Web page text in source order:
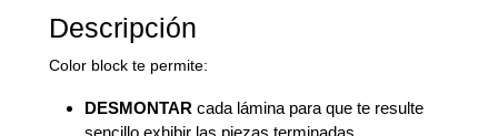
Descripción
Color block te permite:
DESMONTAR cada lámina para que te resulte